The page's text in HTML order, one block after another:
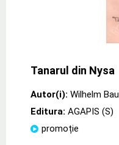
Tanarul din Nysa
Autor(i): Wilhelm
Editura: AGAPIS (S)
promoție